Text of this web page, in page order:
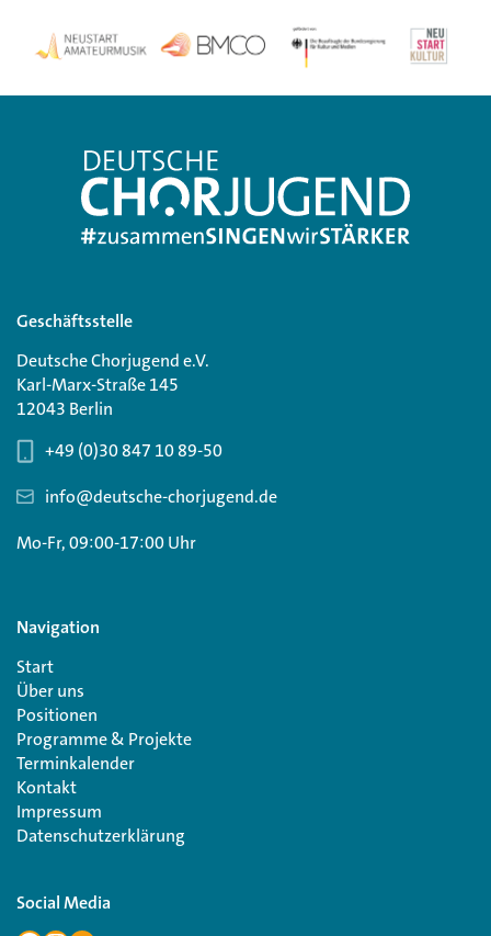
Geschäftsstelle
Deutsche Chorjugend e.V.
Karl-Marx-Straße 145
12043 Berlin
+49 (0)30 847 10 89-50
info@deutsche-chorjugend.de
Mo-Fr, 09:00-17:00 Uhr
Navigation
Start
Über uns
Positionen
Programme & Projekte
Terminkalender
Kontakt
Impressum
Datenschutzerklärung
Social Media